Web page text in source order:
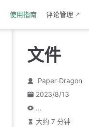
使用指南 评论管理
文件
Paper-Dragon
2023/8/13
...
大约 7 分钟